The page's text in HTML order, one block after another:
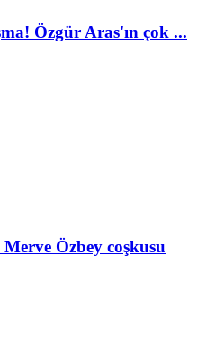
Özgür Aras'ın çok ...
Özbey coşkusu